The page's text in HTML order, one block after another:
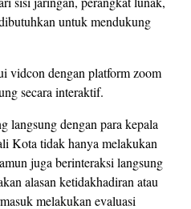
untuk mendukung
vidcon dengan platform zoom
secara interaktif.
langsung dengan para kepala
Kota tidak hanya melakukan
juga berinteraksi langsung
alasan ketidakhadiran atau
melakukan evaluasi